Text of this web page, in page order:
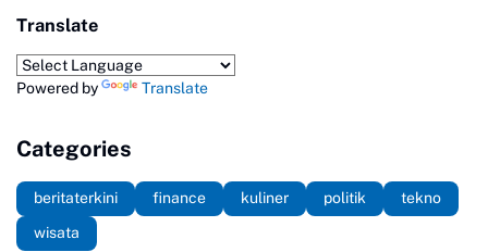
Translate
Powered by Translate
Categories
beritaterkini finance kuliner politik
tekno
wisata